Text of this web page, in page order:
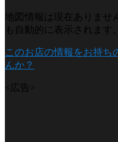
地図情報は現在ありませ
も自動的に表示されます。
このお店の情報をお持ち
んか？
<広告>